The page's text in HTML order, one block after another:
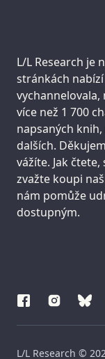
Support us:
L/L Research je
stránkách
vychannelovala,
více než 1 700
napsaných
dalších.
vážíte. Jak
zvažte koupi
nám pomůže
dostupným.
L/L Research ©